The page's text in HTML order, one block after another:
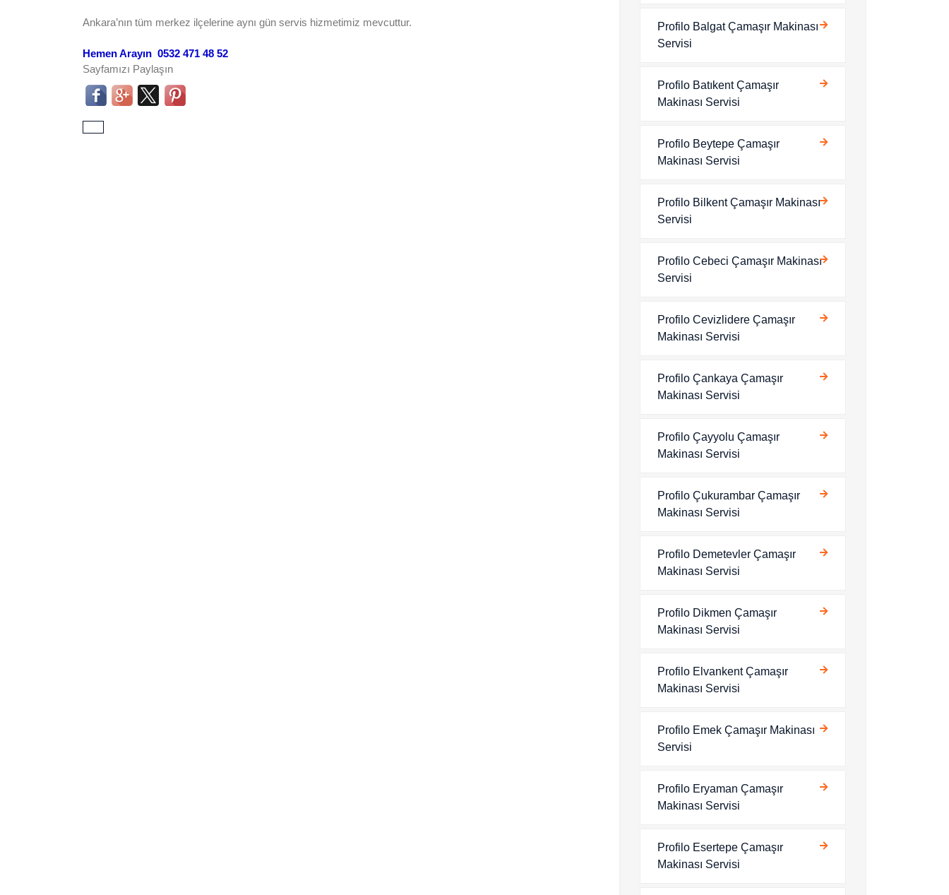
Ankara’nın tüm merkez ilçelerine aynı gün servis hizmetimiz mevcuttur.
Hemen Arayın 0532 471 48 52
Sayfamızı Paylaşın
Profilo Balgat Çamaşır Makinası
Servisi
Profilo Batıkent Çamaşır
Makinası Servisi
Profilo Beytepe Çamaşır
Makinası Servisi
Profilo Bilkent Çamaşır Makinası
Servisi
Profilo Cebeci Çamaşır Makinası
Servisi
Profilo Cevizlidere Çamaşır
Makinası Servisi
Profilo Çankaya Çamaşır
Makinası Servisi
Profilo Çayyolu Çamaşır
Makinası Servisi
Profilo Çukurambar Çamaşır
Makinası Servisi
Profilo Demetevler Çamaşır
Makinası Servisi
Profilo Dikmen Çamaşır
Makinası Servisi
Profilo Elvankent Çamaşır
Makinası Servisi
Profilo Emek Çamaşır Makinası
Servisi
Profilo Eryaman Çamaşır
Makinası Servisi
Profilo Esertepe Çamaşır
Makinası Servisi